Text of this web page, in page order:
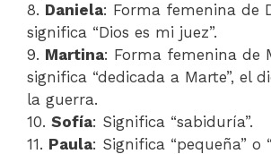
8. Daniela: Forma femenina de
significa “Dios es mi juez”.
9. Martina: Forma femenina de
significa “dedicada a Marte”, el
la guerra.
10. Sofía: Significa “sabiduría”.
11. Paula: Significa “pequeña” o